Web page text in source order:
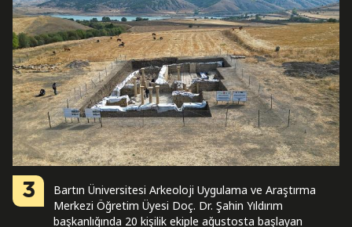
3
Bartın Üniversitesi Arkeoloji Uygulama ve Araştırma
Merkezi Öğretim Üyesi Doç. Dr. Şahin Yıldırım
başkanlığında 20 kişilik ekiple ağustosta başlayan